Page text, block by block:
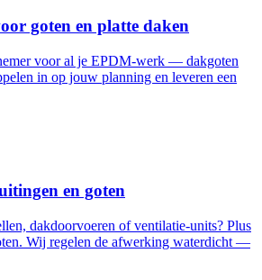
goten en platte daken
voor al je EPDM-werk — dakgoten
in op jouw planning en leveren een
en goten
dakdoorvoeren of ventilatie-units? Plus
Wij regelen de afwerking waterdicht —